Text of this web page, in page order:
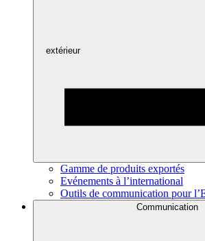
extérieur
Gamme de produits exportés
Evénements à l’international
Outils de communication pour
Communication